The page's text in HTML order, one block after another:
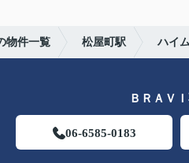
物件一覧 松屋町駅 ハイ
ＢＲＡＶ
06-6585-0183